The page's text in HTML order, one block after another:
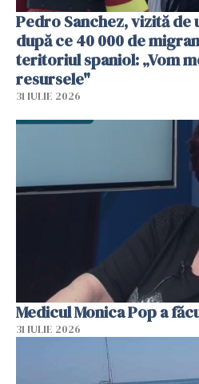
Pedro Sanchez, vizită de
după ce 40 000 de
teritoriul spaniol: „Vom
resursele"
31 IULIE 2026
Medicul Monica Pop a
31 IULIE 2026